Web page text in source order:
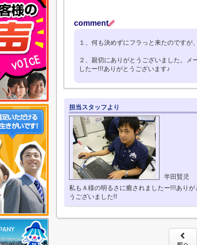
comment
１、何も決めずにフラっと来たのですが
２、親切にありがとうございました。メ
したー!!!ありがとうございます♪
担当スタッフより
半田賢児
私もＡ様の明るさに癒されましたー!!!ありが
うございました!!